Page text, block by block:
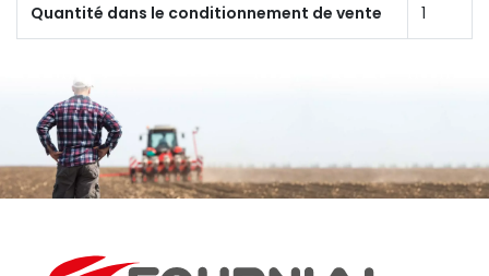
Quantité dans le conditionnement de vente 1